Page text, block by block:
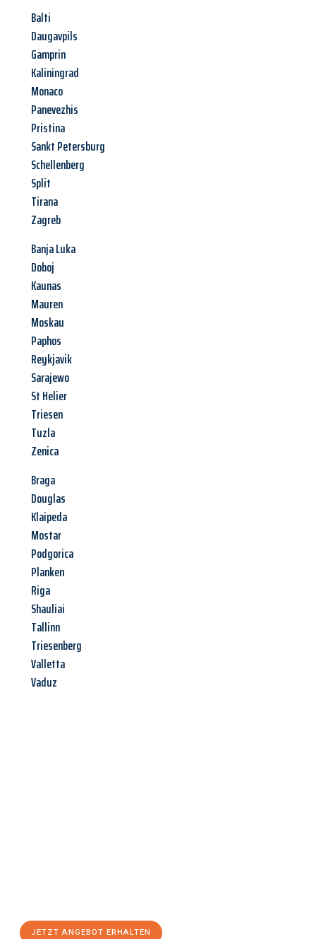
Balti
Daugavpils
Gamprin
Kaliningrad
Monaco
Panevezhis
Pristina
Sankt Petersburg
Schellenberg
Split
Tirana
Zagreb
Banja Luka
Doboj
Kaunas
Mauren
Moskau
Paphos
Reykjavik
Sarajewo
St Helier
Triesen
Tuzla
Zenica
Braga
Douglas
Klaipeda
Mostar
Podgorica
Planken
Riga
Shauliai
Tallinn
Triesenberg
Valletta
Vaduz
JETZT ANGEBOT ERHALTEN